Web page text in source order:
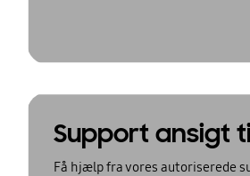
Support ansigt
Få hjælp fra vores autoriserede